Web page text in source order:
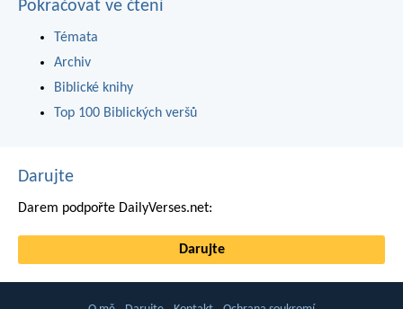
Pokračovat ve čtení
Témata
Archiv
Biblické knihy
Top 100 Biblických veršů
Darujte
Darem podpořte DailyVerses.net:
Darujte